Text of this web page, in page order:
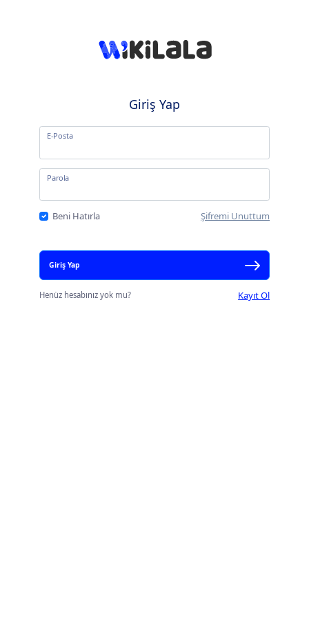
Giriş Yap
E-Posta
Parola
Beni Hatırla Şifremi Unuttum
Giriş Yap
Henüz hesabınız yok mu? Kayıt Ol